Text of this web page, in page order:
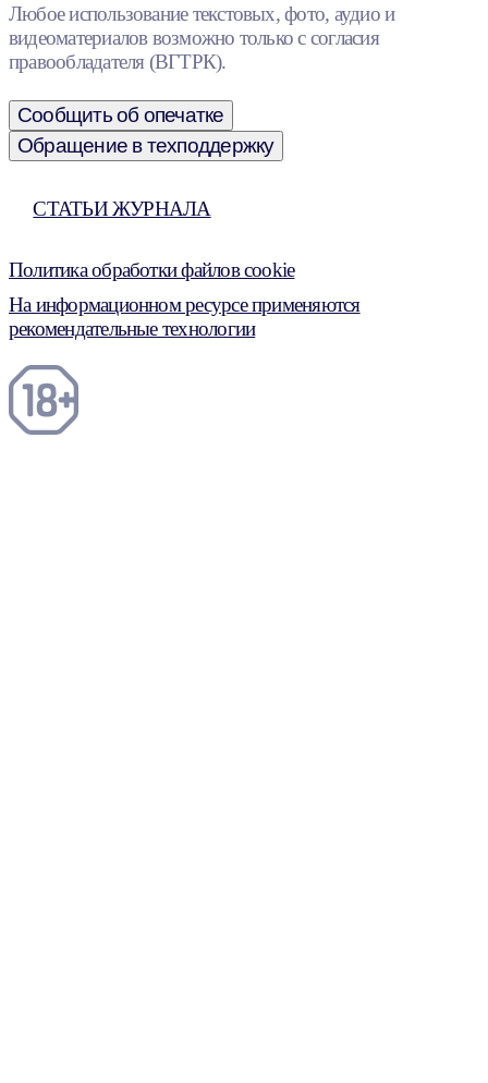
Любое использование текстовых, фото, аудио и
видеоматериалов возможно только с согласия
правообладателя (ВГТРК).
Сообщить об опечатке
Обращение в техподдержку
СТАТЬИ ЖУРНАЛА
Политика обработки файлов cookie
На информационном ресурсе применяются
рекомендательные технологии